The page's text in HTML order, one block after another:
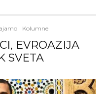
Kolumne
EVROAZIJA
SVETA